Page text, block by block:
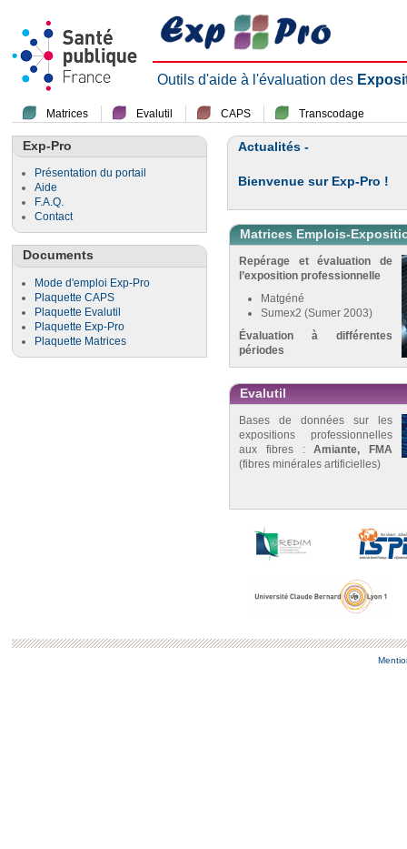
Outils d'aide à l'évaluation des
Matrices Evalutil CAPS Transcodage
Exp-Pro
Présentation du portail
Aide
F.A.Q.
Contact
Documents
Mode d'emploi Exp-Pro
Plaquette CAPS
Plaquette Evalutil
Plaquette Exp-Pro
Plaquette Matrices
Actualités -
Bienvenue sur Exp-Pro !
Matrices Emplois-
Repérage et évaluation de
l’exposition professionnelle
Matgéné
Sumex2 (Sumer 2003)
Évaluation à différentes
périodes
Evalutil
Bases de données sur les
expositions professionnelles
aux fibres :Amiante, FMA
(fibres minérales artificielles)